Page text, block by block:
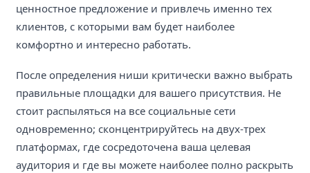
ценностное предложение и привлечь именно тех
клиентов, с которыми вам будет наиболее
комфортно и интересно работать.
После определения ниши критически важно выбрать
правильные площадки для вашего присутствия. Не
стоит распыляться на все социальные сети
одновременно; сконцентрируйтесь на двух-трех
платформах, где сосредоточена ваша целевая
аудитория и где вы можете наиболее полно раскрыть